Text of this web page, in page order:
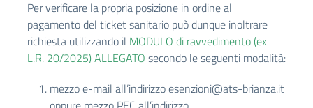
Per verificare la propria posizione in ordine al
pagamento del ticket sanitario può dunque inoltrare
richiesta utilizzando il MODULO di ravvedimento (ex
L.R. 20/2025) ALLEGATO secondo le seguenti modalità:
mezzo e-mail all’indirizzoesenzioni@ats-brianza.it